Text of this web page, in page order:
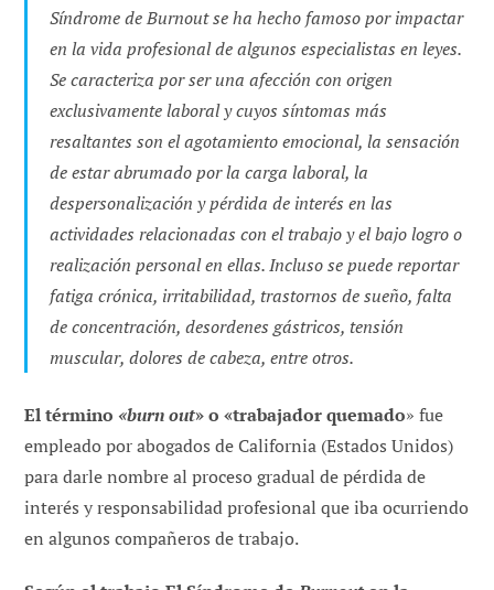
Síndrome deBurnoutse ha hecho famoso por impactar
en la vida profesional de algunos especialistas en leyes.
Se caracteriza por ser una afección con origen
exclusivamente laboral y cuyos síntomas más
resaltantes son el agotamiento emocional, la sensación
de estar abrumado por la carga laboral, la
despersonalización y pérdida de interés en las
actividades relacionadas con el trabajo y el bajo logro o
realización personal en ellas. Incluso se puede reportar
fatiga crónica, irritabilidad, trastornos de sueño, falta
de concentración, desordenes gástricos, tensión
muscular, dolores de cabeza, entre otros.
El término«burn out» o «trabajador quemado» fue
empleado por abogados de California (Estados Unidos)
para darle nombre al proceso gradual de pérdida de
interés y responsabilidad profesional que iba ocurriendo
en algunos compañeros de trabajo.